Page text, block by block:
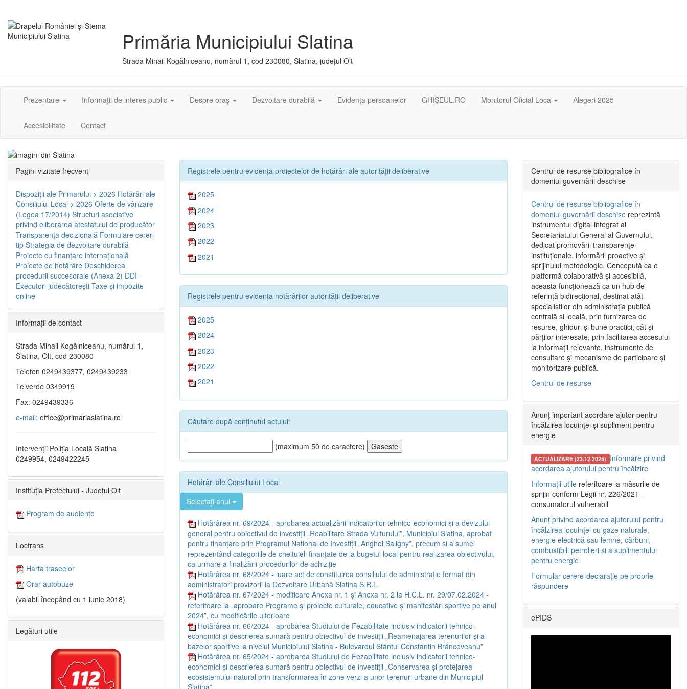
Primăria Municipiului Slatina
Strada Mihail Kogălniceanu, numărul 1, cod 230080, Slatina, județul Olt
Prezentare Informații de interes public Despre oraș Dezvoltare durabilă Evidența persoanelor GHIȘEUL.RO Monitorul Oficial Local Alegeri 2025
Accesibilitate Contact
Registrele pentru evidența proiectelor de hotărâri ale autorității deliberative
2025
2024
2023
2022
2021
Registrele pentru evidența hotărârilor autorității deliberative
2025
2024
2023
2022
2021
Căutare după conținutul actului:
(maximum 50 de caractere)
Hotărâri ale Consiliului Local
Selectați anul
Hotărârea nr. 69/2024 - aprobarea actualizării indicatorilor tehnico-economici și a devizului
general pentru obiectivul de investiții „Reabilitare Strada Vulturului”, Municipiul Slatina, aprobat
pentru finanțare prin Programul Național de Investiții „Anghel Saligny”, precum și a sumei
reprezentând categoriile de cheltuieli finanțate de la bugetul local pentru realizarea obiectivului,
ca urmare a finalizării procedurilor de achiziție
Hotărârea nr. 68/2024 - luare act de constituirea consiliului de administrație format din
administratori provizorii la Dezvoltare Urbană Slatina S.R.L.
Hotărârea nr. 67/2024 - modificare Anexa nr. 1 și Anexa nr. 2 la H.C.L. nr. 29/07.02.2024 -
referitoare la „aprobare Programe și proiecte culturale, educative și manifestări sportive pe anul
2024”, cu modificările ulterioare
Hotărârea nr. 66/2024 - aprobarea Studiului de Fezabilitate inclusiv indicatorii tehnico-
economici și descrierea sumară pentru obiectivul de investiții „Reamenajarea terenurilor și a
bazelor sportive la nivelul Municipiului Slatina - Bulevardul Sfântul Constantin Brâncoveanu”
Hotărârea nr. 65/2024 - aprobarea Studiului de Fezabilitate inclusiv indicatorii tehnico-
economici și descrierea sumară pentru obiectivul de investiții „Conservarea și protejarea
ecosistemului natural prin transformarea în zone verzi a unor terenuri urbane din Municipiul
Pagini vizitate frecvent
Dispoziţii ale Primarului > 2026 Hotărâri ale
Consiliului Local > 2026 Oferte de vânzare
(Legea 17/2014) Structuri asociative
privind eliberarea atestatului de producător
Transparenţa decizională Formulare cereri
tip Strategia de dezvoltare durabilă
Proiecte cu finanţare internaţională
Proiecte de hotărâre Deschiderea
procedurii succesorale (Anexa 2) DDI -
Executori judecătorești Taxe şi impozite
online
Informaţii de contact
Strada Mihail Kogălniceanu, numărul 1,
Slatina, Olt, cod 230080
Telefon 0249439377, 0249439233
Telverde 0349919
Fax: 0249439336
e-mail: office@primariaslatina.ro
Intervenții Poliția Locală Slatina
0249954, 0249422245
Instituția Prefectului - Județul Olt
Program de audiențe
Loctrans
Harta traseelor
Orar autobuze
(valabil începând cu 1 iunie 2018)
Legături utile
Centrul de resurse bibliografice în
domeniul guvernării deschise
Centrul de resurse bibliografice în
domeniul guvernării deschise reprezintă
instrumentul digital integrat al
Secretariatului General al Guvernului,
dedicat promovării transparenței
instituționale, informării proactive și
sprijinului metodologic. Concepută ca o
platformă colaborativă și accesibilă,
aceasta funcționează ca un hub de
referință bidirecțional, destinat atât
specialiștilor din administrația publică
centrală și locală, prin furnizarea de
resurse, ghiduri și bune practici, cât și
părților interesate, prin facilitarea accesului
la informații relevante, instrumente de
consultare și mecanisme de participare și
monitorizare publică.
Centrul de resurse
Anunț important acordare ajutor pentru
încălzirea locuinței și supliment pentru
energie
ACTUALIZARE (23.12.2025) Informare privind
acordarea ajutorului pentru încălzire
Informații utile referitoare la măsurile de
sprijin conform Legii nr. 226/2021 -
consumatorul vulnerabil
Anunț privind acordarea ajutorului pentru
încălzirea locuinței cu gaze naturale,
energie electrică sau lemne, cărbuni,
combustibili petrolieri și a suplimentului
pentru energie
Formular cerere-declarație pe proprie
răspundere
ePIDS